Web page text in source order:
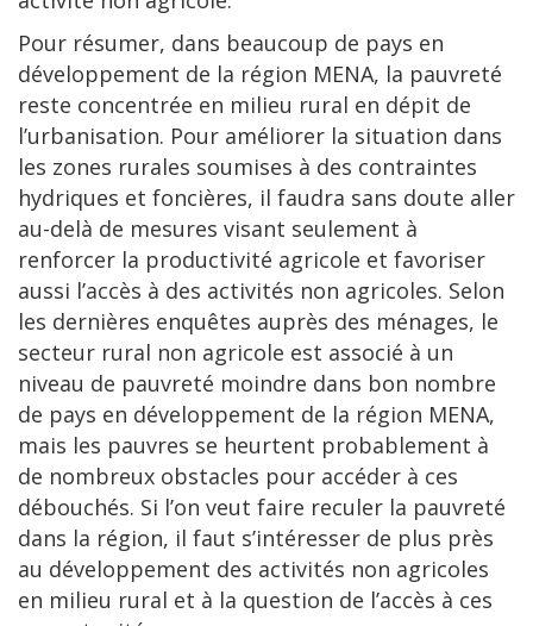
Pour résumer, dans beaucoup de pays en
développement de la région MENA, la pauvreté
reste concentrée en milieu rural en dépit de
l’urbanisation. Pour améliorer la situation dans
les zones rurales soumises à des contraintes
hydriques et foncières, il faudra sans doute aller
au-delà de mesures visant seulement à
renforcer la productivité agricole et favoriser
aussi l’accès à des activités non agricoles. Selon
les dernières enquêtes auprès des ménages, le
secteur rural non agricole est associé à un
niveau de pauvreté moindre dans bon nombre
de pays en développement de la région MENA,
mais les pauvres se heurtent probablement à
de nombreux obstacles pour accéder à ces
débouchés. Si l’on veut faire reculer la pauvreté
dans la région, il faut s’intéresser de plus près
au développement des activités non agricoles
en milieu rural et à la question de l’accès à ces